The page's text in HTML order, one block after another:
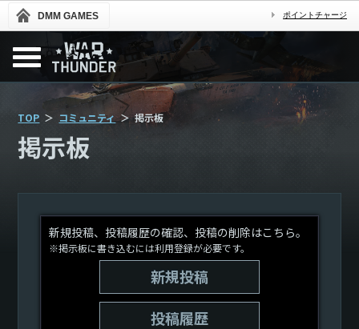
DMM GAMES ポイントチャージ
TOP コミュニティ 掲示板
掲示板
新規投稿、投稿履歴の確認、投稿の削除はこちら。
※掲示板に書き込むには利用登録が必要です。
新規投稿
投稿履歴